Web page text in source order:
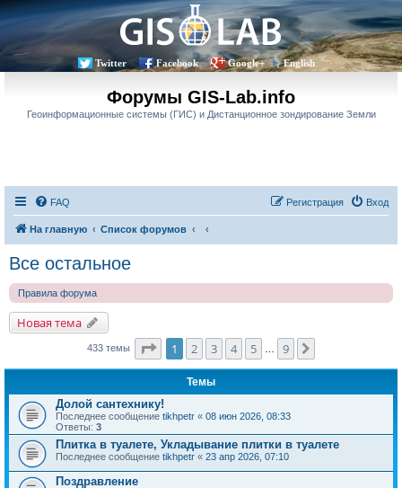
Twitter Facebook Google+ English
Форумы GIS-Lab.info
Геоинформационные системы (ГИС) и Дистанционное зондирование Земли
FAQ Вход
Регистрация
На главную Список форумов
Все остальное
Правила форума
Новая тема
433 темы Страница1 из
1 2 3 4 5 9
Темы
Долой сантехнику!
Последнее сообщение tikhpetr « 08 июн 2026, 08:33
Ответы: 3
Плитка в туалете, Укладывание плитки в туалете
Последнее сообщение tikhpetr « 23 апр 2026, 07:10
Поздравление